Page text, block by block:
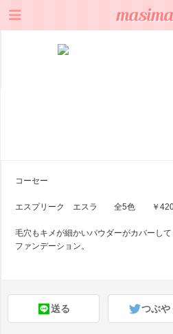
コーセー
エスプリーク エスラ 全5色 ￥
毛穴もキメが細かいパウダーがカバーし
ファンデーション。
送る つぶや